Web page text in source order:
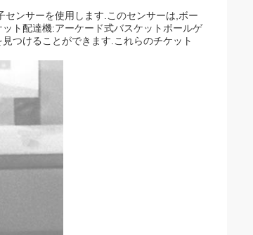
ンサーを使用します.このセンサーは,ボー
ト配達機:アーケード式バスケットボールゲ
つけることができます.これらのチケット